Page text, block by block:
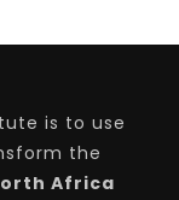
is to use
the
Africa